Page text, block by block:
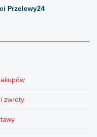
Przelewy24
zwroty